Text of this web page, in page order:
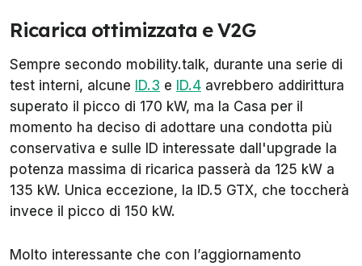
Ricarica ottimizzata e V2G
Sempre secondo mobility.talk, durante una serie di
test interni, alcune ID.3 e ID.4 avrebbero addirittura
superato il picco di 170 kW, ma la Casa per il
momento ha deciso di adottare una condotta più
conservativa e sulle ID interessate dall'upgrade la
potenza massima di ricarica passerà da 125 kW a
135 kW. Unica eccezione, la ID.5 GTX, che toccherà
invece il picco di 150 kW.
Molto interessante che con l’aggiornamento